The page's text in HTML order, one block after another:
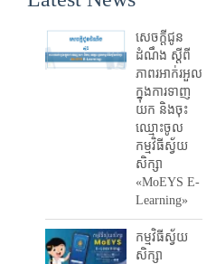
សេចក្តីជូន
ដំណឹង ស្តី​ពី
ភាព​រអាក់រអួល​
ក្នុងការ​ទាញ​
យក និង​ចុះ​
ឈ្មោះ​ចូល​
កម្មវិធី​ស្វ័យ
សិក្សា
«MoEYS E-
Learning»
កម្មវិធីស្វ័យ
សិក្សា